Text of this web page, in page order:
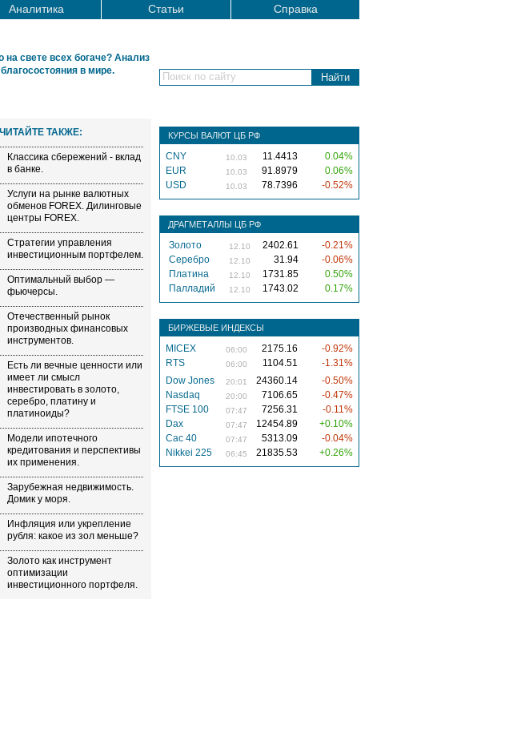
Аналитика Статьи
Справка
Поиск по сайту
на свете всех богаче? Анализ
в мире.
ЧИТАЙТЕ ТАКЖЕ:
Классика сбережений - вклад
в банке.
Услуги на рынке валютных
обменов FOREX. Дилинговые
центры FOREX.
Стратегии управления
инвестиционным портфелем.
Оптимальный выбор —
фьючерсы.
Отечественный рынок
производных финансовых
инструментов.
Есть ли вечные ценности или
имеет ли смысл
инвестировать в золото,
серебро, платину и
платиноиды?
Модели ипотечного
кредитования и перспективы
их применения.
Зарубежная недвижимость.
Домик у моря.
Инфляция или укрепление
рубля: какое из зол меньше?
Золото как инструмент
оптимизации
инвестиционного портфеля.
КУРСЫ ВАЛЮТ ЦБ РФ
CNY 10.03 11.4413
0.04%
EUR
10.03 91.8979
0.06%
USD
10.03 78.7396 -0.52%
ДРАГМЕТАЛЛЫ ЦБ РФ
Золото 12.10 2402.61
-0.21%
Серебро
12.10 31.94
-0.06%
Платина
12.10 1731.85
0.50%
Палладий
12.10 1743.02 0.17%
БИРЖЕВЫЕ ИНДЕКСЫ
MICEX 06:00 2175.16
-0.92%
RTS
06:00 1104.51
-1.31%
Dow Jones
20:01 24360.14
-0.50%
Nasdaq
20:00 7106.65
-0.47%
FTSE 100
07:47 7256.31
-0.11%
Dax
07:47 12454.89
+0.10%
Cac 40
07:47 5313.09
-0.04%
Nikkei 225
06:45 21835.53 +0.26%